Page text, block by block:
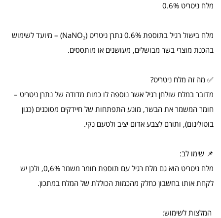
מלח ניטריט 0.6%
מלח בישול רגיל בתוספת 0.6% נתרן ניטריט (NaNO₂) – מיועד לשימוש
בהכנת מוצרי בשר מבושלים, מעושנים או מותססים.
✅ מה זה מלח ניטריט?
מדובר במלח שולחן רגיל אשר נוספה לו כמות מדודה של נתרן ניטריט –
חומר המשמר את הבשר, מונע התפתחות של חיידקים מסוכנים (כגון
בוטולינום), ותורם לצבע אדום יציב ולטעם נקי.
📌 שימו לב:
מלח ניטריט הוא גם מלח רגיל עם תוספת חומר משמר 0,6%, ולכן יש
לקחת אותו בחשבון כחלק מהכמות הכוללת של המלח במתכון.
המלצות לשימוש: